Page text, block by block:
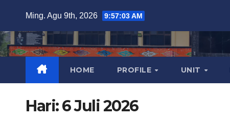
content
Ming. Agu 9th, 2026 9:57:04 AM
HOME PROFILE UNIT
Hari:6 Juli 2026